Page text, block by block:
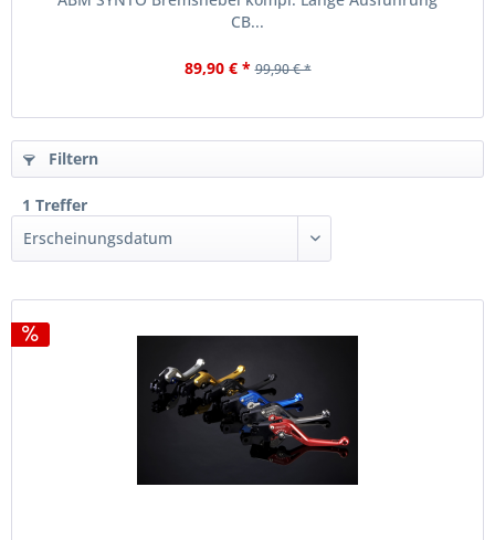
CB...
89,90 € * 99,90 € *
Filtern
1 Treffer